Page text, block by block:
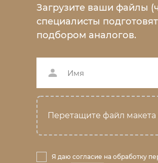
Загрузите ваши файлы
специалисты
подбором аналогов.
Перетащите файл
Я даю согласие на обработку